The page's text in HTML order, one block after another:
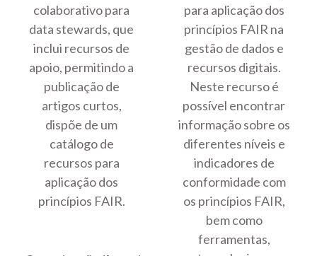
colaborativo para
data stewards, que
inclui recursos de
apoio, permitindo a
publicação de
artigos curtos,
dispõe de um
catálogo de
recursos para
aplicação dos
princípios FAIR.
para aplicação dos
princípios FAIR na
gestão de dados e
recursos digitais.
Neste recurso é
possível encontrar
informação sobre os
diferentes níveis e
indicadores de
conformidade com
os princípios FAIR,
bem como
ferramentas,